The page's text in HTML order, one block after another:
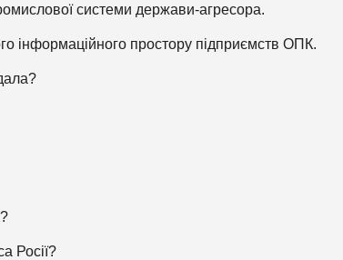
системи держави-агресора.
інформаційного простору підприємств ОПК.
Росії?